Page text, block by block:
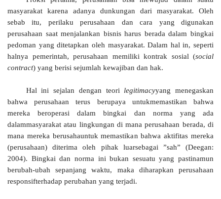
masyarakat karena adanya dunkungan dari masyarakat. Oleh
sebab itu, perilaku perusahaan dan cara yang digunakan
perusahaan saat menjalankan bisnis harus berada dalam bingkai
pedoman yang ditetapkan oleh masyarakat. Dalam hal in, seperti
halnya pemerintah, perusahaan memiliki kontrak sosial (social
contract) yang berisi sejumlah kewajiban dan hak.
Hal ini sejalan dengan teori legitimacyyang menegaskan
bahwa perusahaan terus berupaya untukmemastikan bahwa
mereka beroperasi dalam bingkai dan norma yang ada
dalammasyarakat atau lingkungan di mana perusahaan berada, di
mana mereka berusahauntuk memastikan bahwa aktifitas mereka
(perusahaan) diterima oleh pihak luarsebagai ”sah” (Deegan:
2004). Bingkai dan norma ini bukan sesuatu yang pastinamun
berubah-ubah sepanjang waktu, maka diharapkan perusahaan
responsifterhadap perubahan yang terjadi.